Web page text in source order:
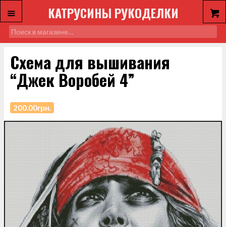
КАТРУСИНЫ РУКОДЕЛКИ
Схема для вышивания
“Джек Воробей 4”
200.00грн.